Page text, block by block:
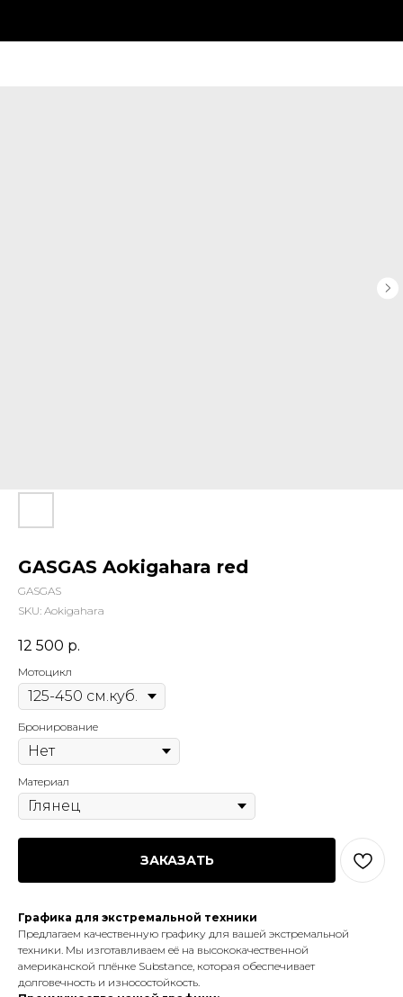
GASGAS Aokigahara red
GASGAS
SKU: Aokigahara
12 500 р.
Мотоцикл
Бронирование
Материал
ЗАКАЗАТЬ
Графика для экстремальной техники
Предлагаем качественную графику для вашей экстремальной
техники. Мы изготавливаем её на высококачественной
американской плёнке Substance, которая обеспечивает
долговечность и износостойкость.